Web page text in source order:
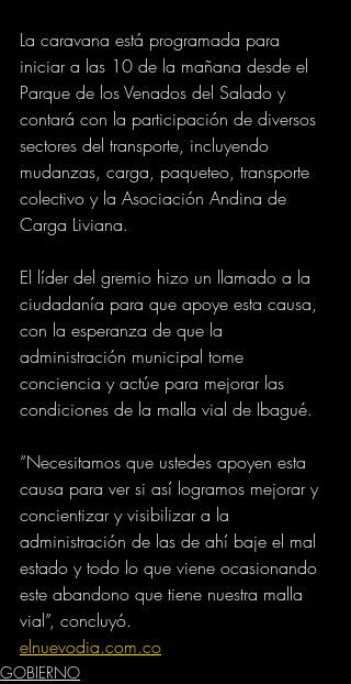
La caravana está programada para
iniciar a las 10 de la mañana desde el
Parque de los Venados del Salado y
contará con la participación de diversos
sectores del transporte, incluyendo
mudanzas, carga, paqueteo, transporte
colectivo y la Asociación Andina de
Carga Liviana.
El líder del gremio hizo un llamado a la
ciudadanía para que apoye esta causa,
con la esperanza de que la
administración municipal tome
conciencia y actúe para mejorar las
condiciones de la malla vial de Ibagué.
“Necesitamos que ustedes apoyen esta
causa para ver si así logramos mejorar y
concientizar y visibilizar a la
administración de las de ahí baje el mal
estado y todo lo que viene ocasionando
este abandono que tiene nuestra malla
vial”, concluyó.
elnuevodia.com.co
GOBIERNO